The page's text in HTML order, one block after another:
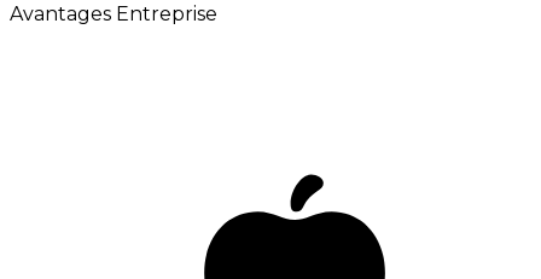
Avantages Entreprise